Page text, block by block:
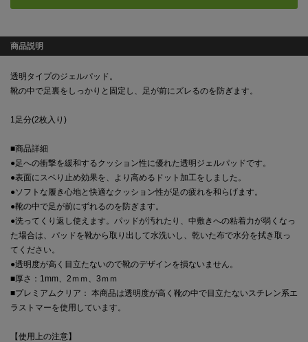
商品説明
透明タイプのジェルパッド。
靴の中で足裏をしっかりと固定し、足が前にズレるのを防ぎます。
1足分(2枚入り)
■商品詳細
●足への衝撃を緩和するクッション性に優れた透明ジェルパッドです。
●表面にスベり止め効果を、より高めるドット加工をしました。
●ソフトな履き心地と快適なクッション性が足の疲れを和らげます。
●靴の中で足が前にずれるのを防ぎます。
●洗ってくり返し使えます。パッドが汚れたり、中敷きへの粘着力が弱くなっ
た場合は、パッドを靴から取り出して水洗いし、乾いた布で水分を拭き取っ
てください。
●透明度が高く目立たないので靴のデザインを損ないません。
■厚さ：1mm、2ｍｍ、3ｍｍ
■プレミアムクリア： 本商品は透明度が高く靴の中で目立たないスチレン系エ
ラストマーを使用しています。
【使用上の注意】